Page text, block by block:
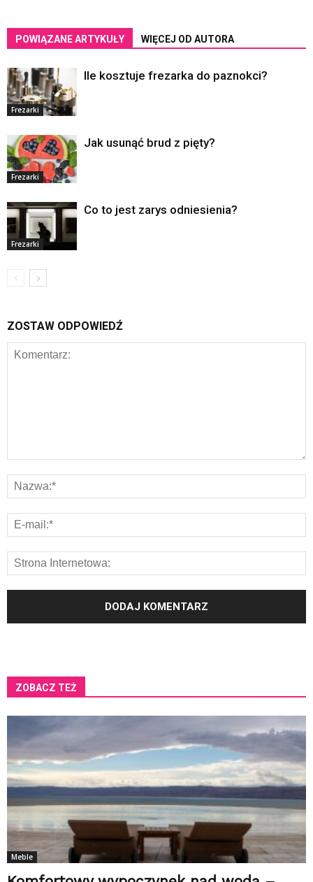
POWIĄZANE ARTYKUŁY WIĘCEJ OD AUTORA
Frezarki
Ile kosztuje frezarka do paznokci?
Frezarki
Jak usunąć brud z pięty?
Frezarki
Co to jest zarys odniesienia?
ZOSTAW ODPOWIEDŹ
ZOBACZ TEŻ
Meble